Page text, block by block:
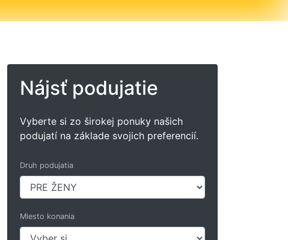
Nájsť podujatie
Vyberte si zo širokej ponuky našich
podujatí na základe svojich preferencií.
Druh podujatia
Miesto konania